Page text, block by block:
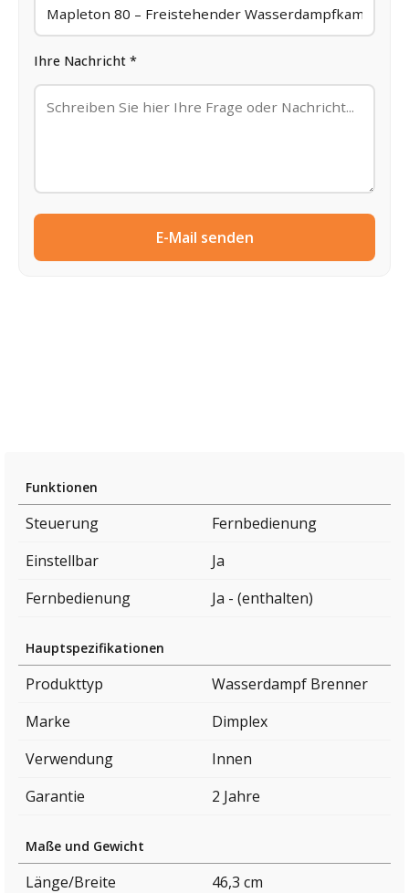
Ihre Nachricht *
E-Mail senden
Funktionen
Steuerung
Fernbedienung
Einstellbar
Ja
Fernbedienung
Ja - (enthalten)
Hauptspezifikationen
Produkttyp
Wasserdampf Brenner
Marke
Dimplex
Verwendung
Innen
Garantie
2 Jahre
Maße und Gewicht
Länge/Breite
46,3 cm